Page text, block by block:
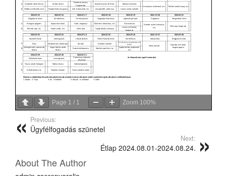
Page 1 / 1 Zoom 100%
Previous:
Ügyfélfogadás szünetel
Next:
Étlap 2024.08.01-2024.08.24.
About The Author